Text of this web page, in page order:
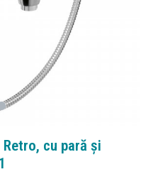
cu pară și